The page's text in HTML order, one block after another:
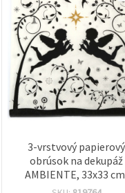
3-vrstvový papierový
obrúsok na dekupáž
AMBIENTE, 33x33
motív lietajúcich